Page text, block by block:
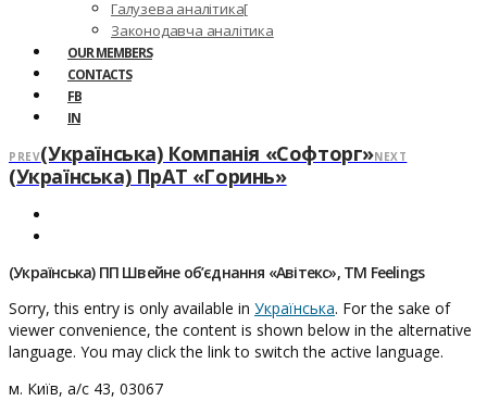
Галузева аналітика[
Законодавча аналітика
OUR MEMBERS
CONTACTS
FB
IN
PREV(Українська) Компанія «Софторг»NEXT
(Українська) ПрАТ «Горинь»
(Українська) ПП Швейне об’єднання «Авітекс», ТМ Feelings
Sorry, this entry is only available in Українська. For the sake of
viewer convenience, the content is shown below in the alternative
language. You may click the link to switch the active language.
м. Київ, а/с 43, 03067